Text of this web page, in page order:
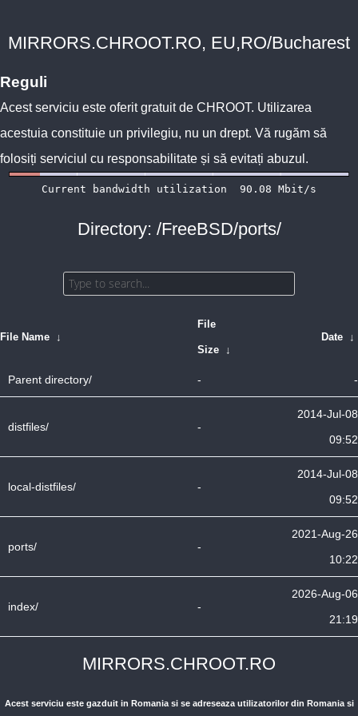
MIRRORS.CHROOT.RO, EU,RO/Bucharest
Reguli
Acest serviciu este oferit gratuit de CHROOT. Utilizarea
acestuia constituie un privilegiu, nu un drept. Vă rugăm să
folosiți serviciul cu responsabilitate și să evitați abuzul.
Directory: /FreeBSD/ports/
File Name ↓
File
Size ↓
Date ↓
Parent directory/ - -
distfiles/ -
2014-Jul-08
09:52
local-distfiles/ -
2014-Jul-08
09:52
ports/ -
2021-Aug-26
10:22
index/ -
2026-Aug-06
21:19
MIRRORS.CHROOT.RO
Acest serviciu este gazduit in Romania si se adreseaza utilizatorilor din Romania si